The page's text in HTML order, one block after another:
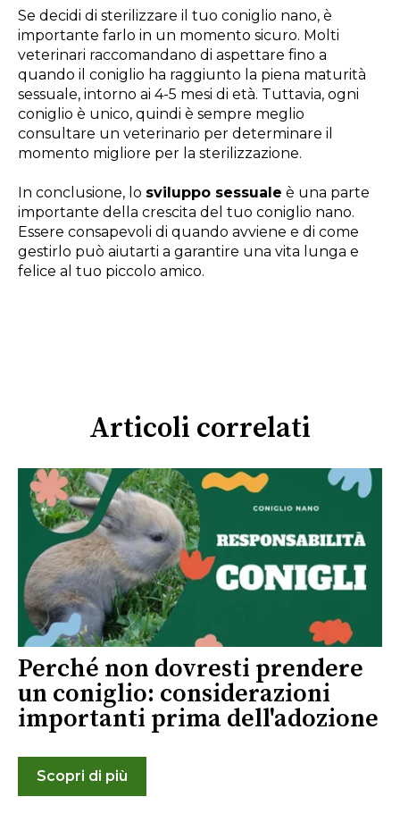
Se decidi di sterilizzare il tuo coniglio nano, è
importante farlo in un momento sicuro. Molti
veterinari raccomandano di aspettare fino a
quando il coniglio ha raggiunto la piena maturità
sessuale, intorno ai 4-5 mesi di età. Tuttavia, ogni
coniglio è unico, quindi è sempre meglio
consultare un veterinario per determinare il
momento migliore per la sterilizzazione.
In conclusione, lo sviluppo sessuale è una parte
importante della crescita del tuo coniglio nano.
Essere consapevoli di quando avviene e di come
gestirlo può aiutarti a garantire una vita lunga e
felice al tuo piccolo amico.
Articoli correlati
Perché non dovresti prendere
un coniglio: considerazioni
importanti prima dell'adozione
Scopri di più